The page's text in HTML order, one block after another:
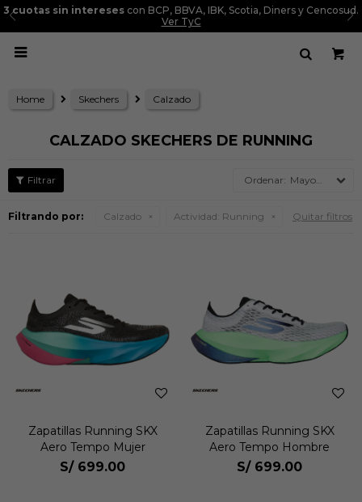
3 cuotas sin intereses con BCP, BBVA, IBK, Scotia, Diners y Cencosud.
Ver TyC

Home Skechers Calzado
CALZADO SKECHERS DE RUNNING
Mayor precio
Filtrando por: Calzado Actividad: Running Quitar filtros
Zapatillas Running SKX
Aero Tempo Mujer
S/ 699.00
Zapatillas Running SKX
Aero Tempo Hombre
S/ 699.00